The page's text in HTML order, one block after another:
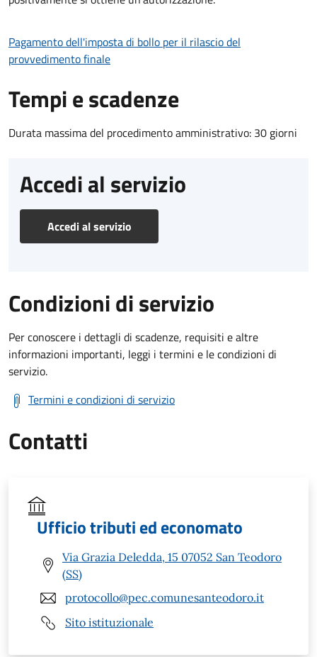
Pagamento dell'imposta di bollo per il rilascio del
provvedimento finale
Tempi e scadenze
Durata massima del procedimento amministrativo: 30 giorni
Accedi al servizio
Accedi al servizio
Condizioni di servizio
Per conoscere i dettagli di scadenze, requisiti e altre
informazioni importanti, leggi i termini e le condizioni di
servizio.
Termini e condizioni di servizio
Contatti
Ufficio tributi ed economato
Via Grazia Deledda, 15 07052 San Teodoro
(SS)
protocollo@pec.comunesanteodoro.it
Sito istituzionale